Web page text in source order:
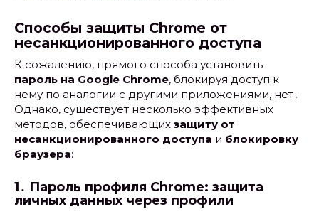
Способы защиты Chrome от
несанкционированного доступа
К сожалению, прямого способа установить
пароль на Google Chrome, блокируя доступ к
нему по аналогии с другими приложениями, нет․
Однако, существует несколько эффективных
методов, обеспечивающих защиту от
несанкционированного доступа и блокировку
браузера:
1․ Пароль профиля Chrome: защита
личных данных через профили